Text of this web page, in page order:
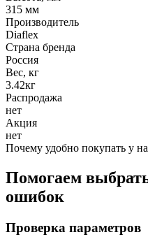
315 мм
Производитель
Diaflex
Страна бренда
Россия
Вес, кг
3.42кг
Распродажа
нет
Акция
нет
Почему удобно покупать у
Помогаем
ошибок
Проверка параметров